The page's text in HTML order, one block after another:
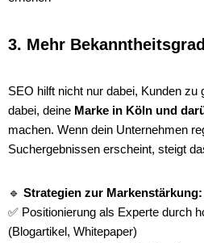
3. Mehr
SEO hilft nicht nur dabei, Kunden zu
dabei, deine Marke in Köln und
machen. Wenn dein Unternehmen
Suchergebnissen erscheint, steigt
🔹 Strategien zur Markenstärkung:
✅ Positionierung als Experte durch
(Blogartikel, Whitepaper)